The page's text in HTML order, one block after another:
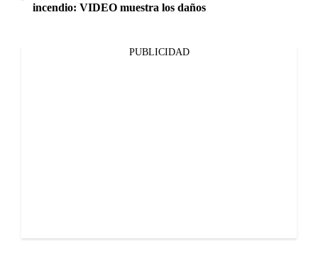
incendio: VIDEO muestra los daños
PUBLICIDAD